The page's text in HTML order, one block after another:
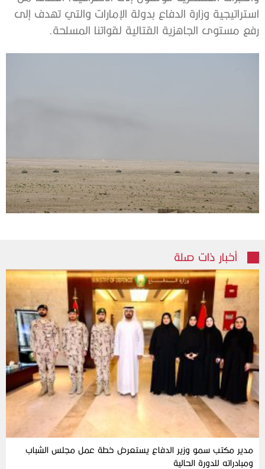
استراتيجية وزارة الدفاع بدولة الإمارات والتي تهدف إلى
رفع مستوى الجاهزية القتالية لقواتنا المسلحة.
أخبار ذات صلة
مدير مكتب سمو وزير الدفاع يستعرض خطة عمل مجلس الشباب
ومبادراته للدورة الحالية